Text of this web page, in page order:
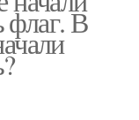
флаг. В